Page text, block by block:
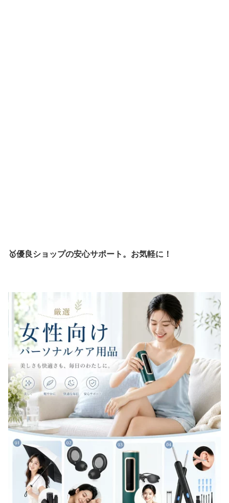
🥇優良ショップの安心サポート。お気軽に！